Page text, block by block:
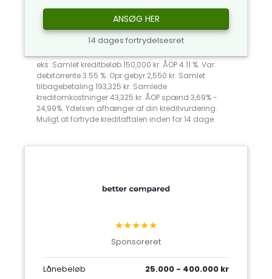
ANSØG HER
14 dages fortrydelsesret
eks: Samlet kreditbeløb 150,000 kr. ÅOP 4.11 %. Var.
debitorrente 3.55 %. Opr.gebyr 2,550 kr. Samlet
tilbagebetaling 193,325 kr. Samlede
kreditomkostninger 43,325 kr. ÅOP spænd 3,69% -
24,99%. Ydelsen afhænger af din kreditvurdering.
Muligt at fortryde kreditaftalen inden for 14 dage.
★★★★★
Sponsoreret
Lånebeløb 25.000 - 400.000 kr